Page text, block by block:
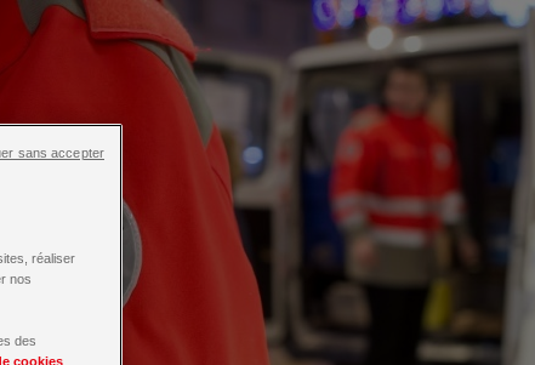
réaliser
nos
des
cookies
sans accepter